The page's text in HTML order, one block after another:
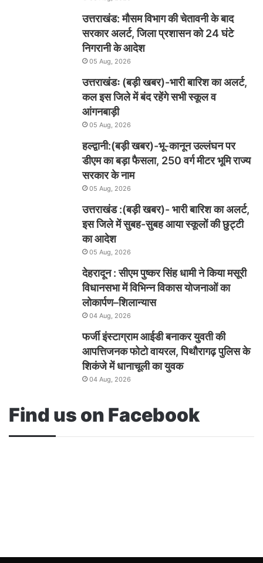
उत्तराखंड: मौसम विभाग की चेतावनी के बाद
सरकार अलर्ट, जिला प्रशासन को 24 घंटे
निगरानी के आदेश
05 Aug, 2026
उत्तराखंडः (बड़ी खबर)-भारी बारिश का अलर्ट,
कल इस जिले में बंद रहेंगे सभी स्कूल व
आंगनबाड़ी
05 Aug, 2026
हल्द्वानी:(बड़ी खबर)-भू-कानून उल्लंघन पर
डीएम का बड़ा फैसला, 250 वर्ग मीटर भूमि राज्य
सरकार के नाम
05 Aug, 2026
उत्तराखंड :(बड़ी खबर)- भारी बारिश का अलर्ट,
इस जिले में सुबह-सुबह आया स्कूलों की छुट्टी
का आदेश
05 Aug, 2026
देहरादून : सीएम पुष्कर सिंह धामी ने किया मसूरी
विधानसभा में विभिन्न विकास योजनाओं का
लोकार्पण–शिलान्यास
04 Aug, 2026
फर्जी इंस्टाग्राम आईडी बनाकर युवती की
आपत्तिजनक फोटो वायरल, पिथौरागढ़ पुलिस के
शिकंजे में धानाचूली का युवक
04 Aug, 2026
Find us on Facebook